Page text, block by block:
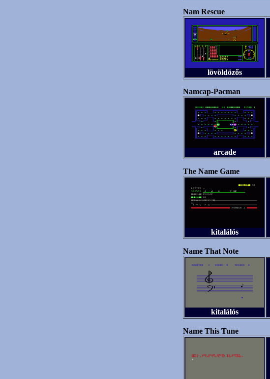
Nam Rescue
lövöldözős
Namcap-Pacman
arcade
The Name Game
kitalálós
Name That Note
kitalálós
Name This Tune